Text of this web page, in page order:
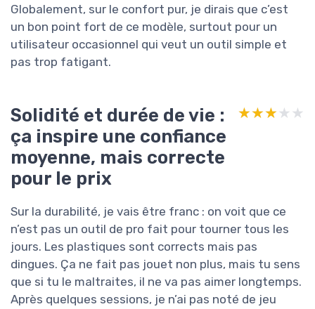
Globalement, sur le confort pur, je dirais que c’est
un bon point fort de ce modèle, surtout pour un
utilisateur occasionnel qui veut un outil simple et
pas trop fatigant.
Solidité et durée de vie :
ça inspire une confiance
moyenne, mais correcte
pour le prix
★★★★★
★★★★★
Sur la durabilité, je vais être franc : on voit que ce
n’est pas un outil de pro fait pour tourner tous les
jours. Les plastiques sont corrects mais pas
dingues. Ça ne fait pas jouet non plus, mais tu sens
que si tu le maltraites, il ne va pas aimer longtemps.
Après quelques sessions, je n’ai pas noté de jeu